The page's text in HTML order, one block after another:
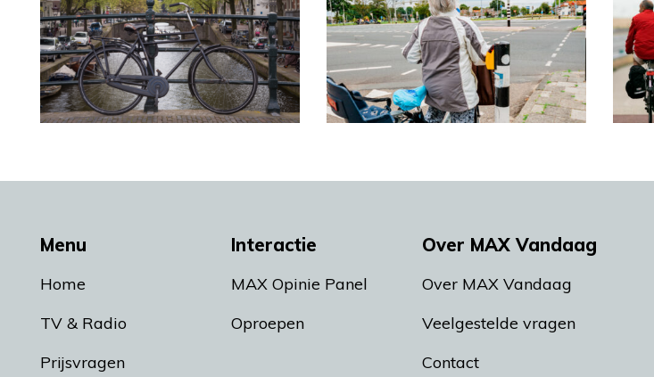
Menu
Home
TV & Radio
Prijsvragen
Interactie
MAX Opinie Panel
Oproepen
Over MAX Vandaag
Over MAX Vandaag
Veelgestelde vragen
Contact